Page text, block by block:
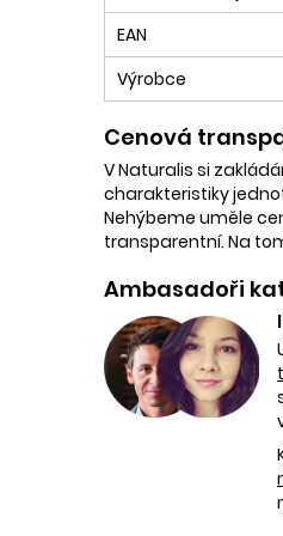
EAN
Výrobce
Cenová
V Naturalis si
charakteristiky
Nehýbeme uměle
transparentní. Na
Ambasadoři